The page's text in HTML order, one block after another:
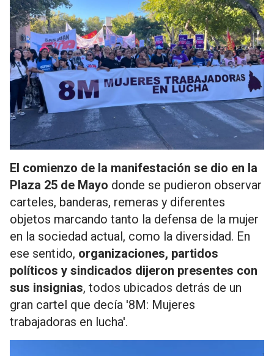
El comienzo de la manifestación se dio en la
Plaza 25 de Mayo donde se pudieron observar
carteles, banderas, remeras y diferentes
objetos marcando tanto la defensa de la mujer
en la sociedad actual, como la diversidad. En
ese sentido, organizaciones, partidos
políticos y sindicados dijeron presentes con
sus insignias, todos ubicados detrás de un
gran cartel que decía '8M: Mujeres
trabajadoras en lucha'.